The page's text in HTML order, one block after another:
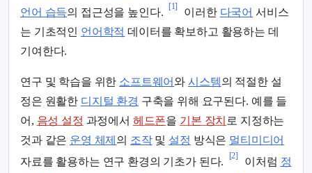
언어 습득의 접근성을 높인다.
[1]
이러한 다국어 서비스
는 기초적인 언어학적 데이터를 확보하고 활용하는 데
기여한다.
연구 및 학습을 위한 소프트웨어 와 시스템의 적절한 설
정은 원활한 디지털 환경 구축을 위해 요구된다. 예를 들
어, 음성 설정 과정에서 헤드폰을 기본 장치 로 지정하는
것과 같은 운영 체제 의 조작및 설정 방식은 멀티미디어
자료를 활용하는 연구 환경의 기초가 된다.
[2]
이처럼 정